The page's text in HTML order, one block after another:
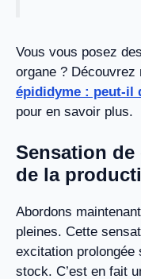
Vous vous posez
organe ?
épididyme : peut-il
pour en savoir plus.
Sensation
de la
Abordons
pleines. Cette
excitation prolongée
stock. C’est en fait